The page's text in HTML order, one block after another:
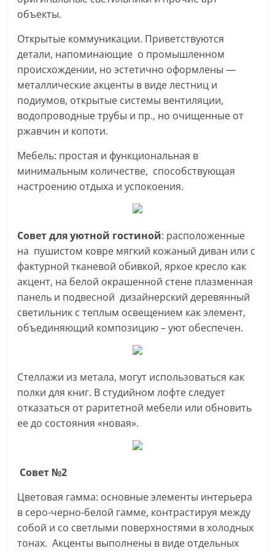
объекты.
Открытые коммуникации. Приветствуются
детали, напоминающие о промышленном
происхождении, но эстетично оформлены —
металлические акценты в виде лестниц и
подиумов, открытые системы вентиляции,
водопроводные трубы и пр., но очищенные от
ржавчин и копоти.
Мебель: простая и функциональная в
минимальным количестве, способствующая
настроению отдыха и успокоения.
Совет для уютной гостиной: расположенные
на пушистом ковре мягкий кожаный диван или с
фактурной тканевой обивкой, яркое кресло как
акцент, на белой окрашенной стене плазменная
панель и подвесной дизайнерский деревянный
светильник с теплым освещением как элемент,
объединяющий композицию – уют обеспечен.
Стеллажи из метала, могут использоваться как
полки для книг. В студийном лофте следует
отказаться от раритетной мебели или обновить
ее до состояния «новая».
Совет №2
Цветовая гамма: основные элементы интерьера
в серо-черно-белой гамме, контрастируя между
собой и со светлыми поверхностями в холодных
тонах. Акценты выполнены в виде отдельных